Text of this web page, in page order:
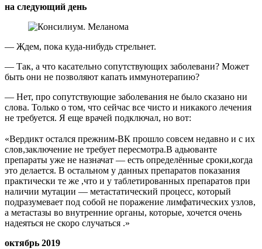
на следующий день
— Ждем, пока куда-нибудь стрельнет.
— Так, а что касательно сопутствующих заболевани? Может
быть они не позволяют капать иммунотерапию?
— Нет, про сопутствующие заболевания не было сказано ни
слова. Только о том, что сейчас все чисто и никакого лечения
не требуется. Я еще врачей подключал, но вот:
«Вердикт остался прежним-ВК прошло совсем недавно и с их
слов,заключение не требует пересмотра.В адьюванте
препараты уже не назначат — есть определённые сроки,когда
это делается. В остальном у данных препаратов показания
практически те же ,что и у таблетированных препаратов при
наличии мутации — метастатический процесс, который
подразумевает под собой не поражение лимфатических узлов,
а метастазы во внутренние органы, которые, хочется очень
надеяться не скоро случаться .»
октябрь 2019